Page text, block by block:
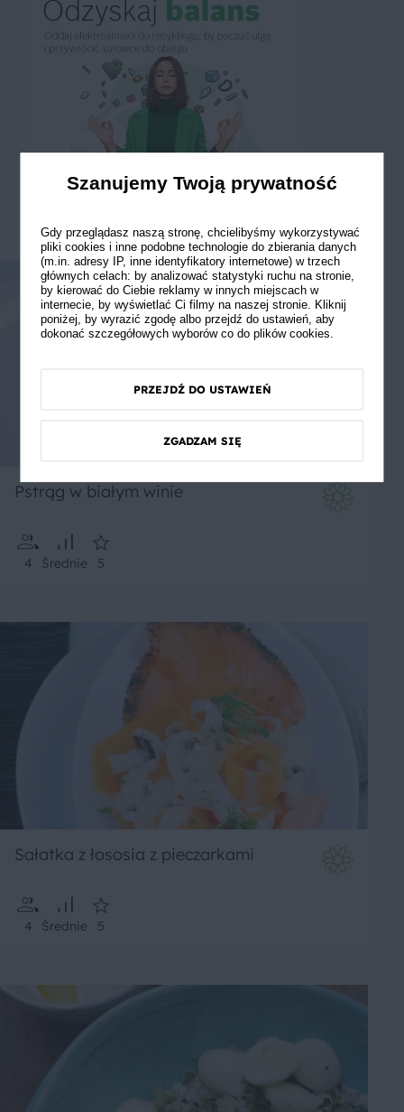
Pstrąg w białym winie
4 Średnie 5
Sałatka z łososia z pieczarkami
4 Średnie 5
Szanujemy Twoją prywatność
Gdy przeglądasz naszą stronę, chcielibyśmy wykorzystywać
pliki cookies i inne podobne technologie do zbierania danych
(m.in. adresy IP, inne identyfikatory internetowe) w trzech
głównych celach: by analizować statystyki ruchu na stronie,
by kierować do Ciebie reklamy w innych miejscach w
internecie, by wyświetlać Ci filmy na naszej stronie. Kliknij
poniżej, by wyrazić zgodę albo przejdź do ustawień, aby
dokonać szczegółowych wyborów co do plików cookies.
PRZEJDŹ DO USTAWIEŃ
ZGADZAM SIĘ